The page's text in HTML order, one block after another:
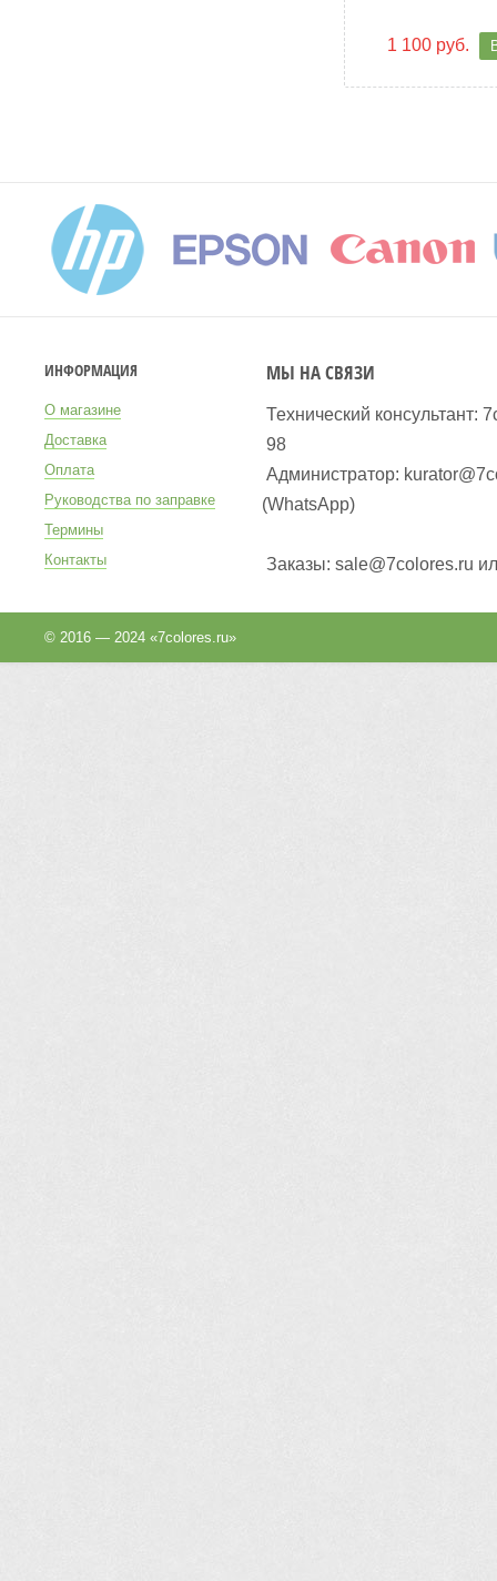
1 100 руб.
ИНФОРМАЦИЯ
О магазине
Доставка
Оплата
Руководства по заправке
Термины
Контакты
МЫ НА СВЯЗИ
Технический консультант:
98
Администратор:
(WhatsApp)
Заказы: sale@7colores.ru
© 2016 — 2024 «7colores.ru»